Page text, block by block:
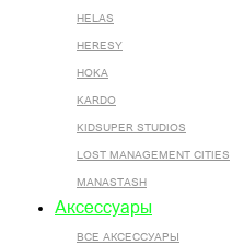
HELAS
HERESY
HOKA
KARDO
KIDSUPER STUDIOS
LOST MANAGEMENT CITIES
MANASTASH
Аксессуары
ВСЕ AКСЕССУАРЫ